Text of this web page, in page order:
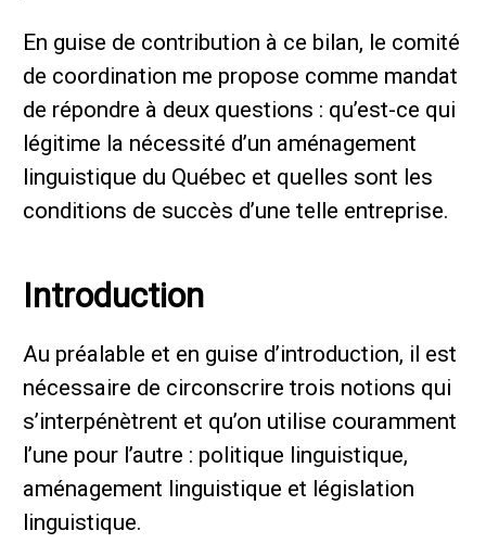
En guise de contribution à ce bilan, le comité
de coordination me propose comme mandat
de répondre à deux questions : qu’est-ce qui
légitime la nécessité d’un aménagement
linguistique du Québec et quelles sont les
conditions de succès d’une telle entreprise.
Introduction
Au préalable et en guise d’introduction, il est
nécessaire de circonscrire trois notions qui
s’interpénètrent et qu’on utilise couramment
l’une pour l’autre : politique linguistique,
aménagement linguistique et législation
linguistique.